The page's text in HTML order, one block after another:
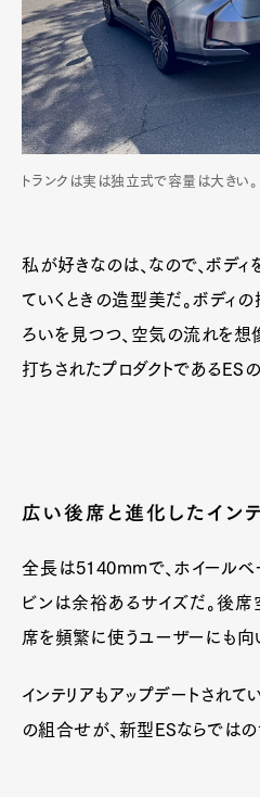
トランクは実は独立式で容量は大きい。
私が好きなのは、なので、ボデ
ていくときの造型美だ。ボディ
ろいを見つつ、空気の流れを想
打ちされたプロダクトであるES
広い後席と進化したイン
全長は5140mmで、ホイールベ
ビンは余裕あるサイズだ。後席
席を頻繁に使うユーザーにも向
インテリアもアップデートされて
の組合せが、新型ESならではの